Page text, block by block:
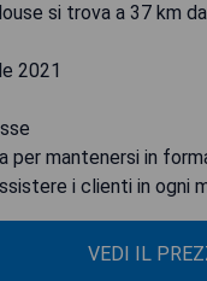
si trova a 37 km
2021
per mantenersi in
i clienti in ogni
VEDI IL